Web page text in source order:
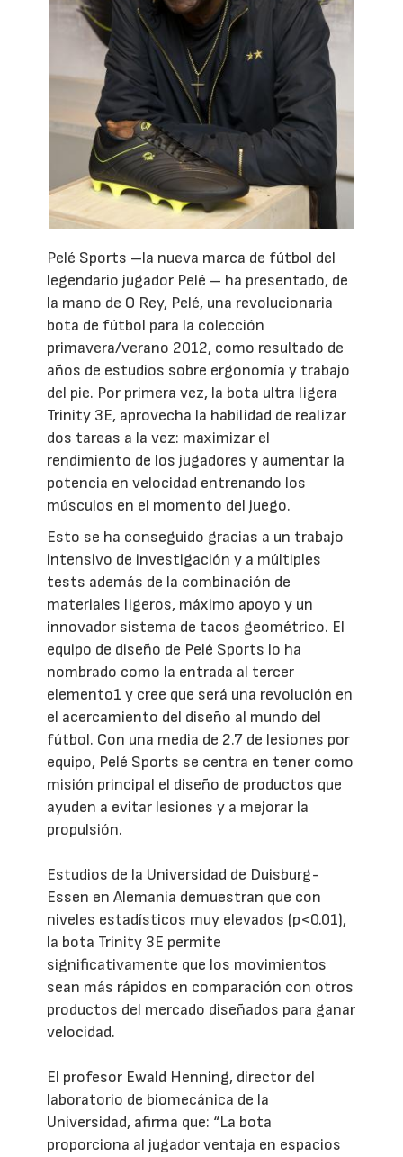
Pelé Sports –la nueva marca de fútbol del
legendario jugador Pelé – ha presentado, de
la mano de O Rey, Pelé, una revolucionaria
bota de fútbol para la colección
primavera/verano 2012, como resultado de
años de estudios sobre ergonomía y trabajo
del pie. Por primera vez, la bota ultra ligera
Trinity 3E, aprovecha la habilidad de realizar
dos tareas a la vez: maximizar el
rendimiento de los jugadores y aumentar la
potencia en velocidad entrenando los
músculos en el momento del juego.
Esto se ha conseguido gracias a un trabajo
intensivo de investigación y a múltiples
tests además de la combinación de
materiales ligeros, máximo apoyo y un
innovador sistema de tacos geométrico. El
equipo de diseño de Pelé Sports lo ha
nombrado como la entrada al tercer
elemento1 y cree que será una revolución en
el acercamiento del diseño al mundo del
fútbol. Con una media de 2.7 de lesiones por
equipo, Pelé Sports se centra en tener como
misión principal el diseño de productos que
ayuden a evitar lesiones y a mejorar la
propulsión.
Estudios de la Universidad de Duisburg-
Essen en Alemania demuestran que con
niveles estadísticos muy elevados (p<0.01),
la bota Trinity 3E permite
significativamente que los movimientos
sean más rápidos en comparación con otros
productos del mercado diseñados para ganar
velocidad.
El profesor Ewald Henning, director del
laboratorio de biomecánica de la
Universidad, afirma que: “La bota
proporciona al jugador ventaja en espacios